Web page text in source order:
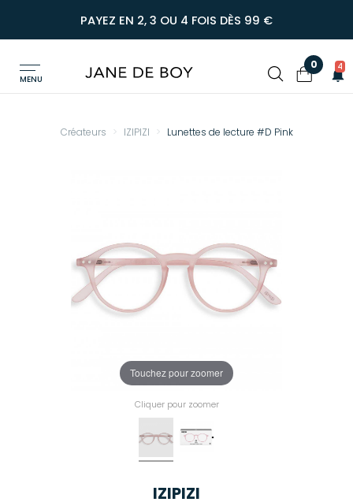
PAYEZ EN 2, 3 OU 4 FOIS DÈS 99 €
MENU
0 4
Créateurs IZIPIZI Lunettes de lecture #D Pink
Touchez pour zoomer
Cliquer pour zoomer
IZIPIZI